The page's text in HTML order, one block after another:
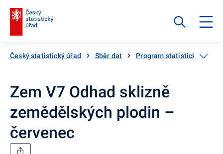
Český statistický úřad Sběr dat Program statistických
Zem V7 Odhad sklizně
zemědělských plodin –
červenec